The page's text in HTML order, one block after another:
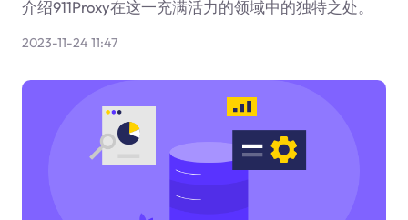
介绍911Proxy在这一充满活力的领域中的独特之处。
2023-11-24 11:47